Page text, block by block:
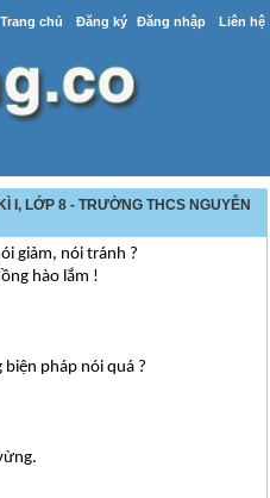
Trang chủ Đăng ký Đăng nhập Liên hệ
I, LỚP 8 - TRƯỜNG THCS NGUYỄN
giảm, nói tránh ?
hào lắm !
biện pháp nói quá ?